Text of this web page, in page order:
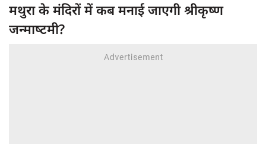
मथुरा के मंदिरों में कब मनाई जाएगी श्रीकृष्ण
जन्माष्‍टमी?